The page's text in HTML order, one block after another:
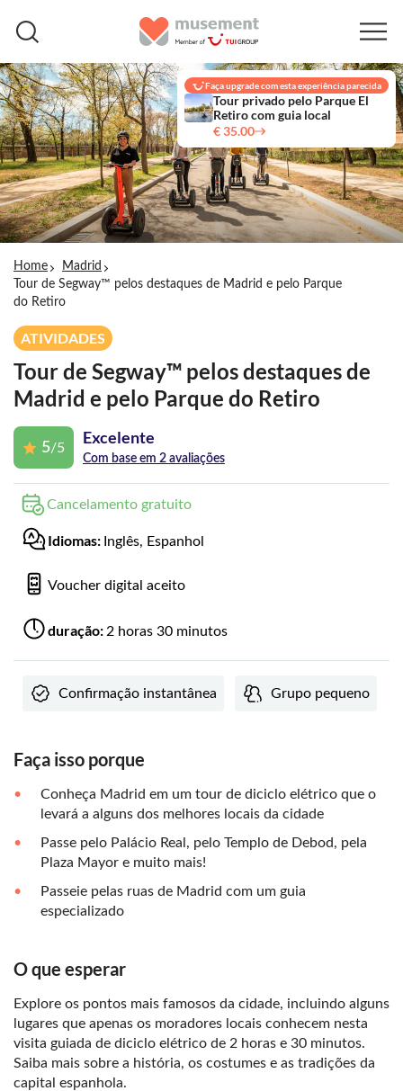
Faça upgrade com esta experiência parecida
Tour privado pelo Parque El
Retiro com guia local
€ 35.00
Home
Madrid
Tour de Segway™ pelos destaques de Madrid e pelo Parque
do Retiro
ATIVIDADES
Tour de Segway™ pelos destaques de
Madrid e pelo Parque do Retiro
5/5
Excelente
Com base em 2 avaliações
Cancelamento gratuito
Idiomas: Inglês, Espanhol
Voucher digital aceito
duração: 2 horas 30 minutos
Confirmação instantânea Grupo pequeno
Faça isso porque
Conheça Madrid em um tour de diciclo elétrico que o
levará a alguns dos melhores locais da cidade
Passe pelo Palácio Real, pelo Templo de Debod, pela
Plaza Mayor e muito mais!
Passeie pelas ruas de Madrid com um guia
especializado
O que esperar
Explore os pontos mais famosos da cidade, incluindo alguns
lugares que apenas os moradores locais conhecem nesta
visita guiada de diciclo elétrico de 2 horas e 30 minutos.
Saiba mais sobre a história, os costumes e as tradições da
capital espanhola.